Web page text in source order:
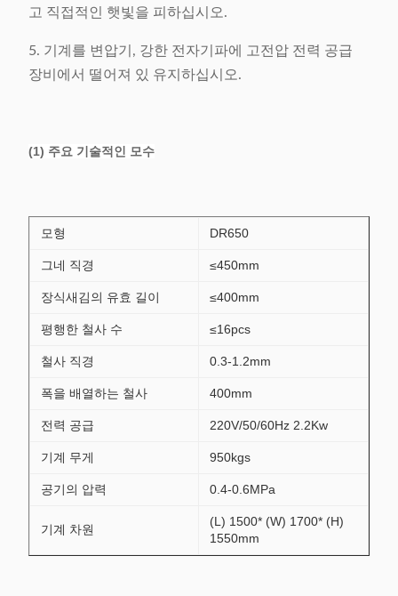
고 직접적인 햇빛을 피하십시오.
5. 기계를 변압기, 강한 전자기파에 고전압 전력 공급
장비에서 떨어져 있 유지하십시오.
(1) 주요 기술적인 모수
모형 DR650
그네 직경 ≤450mm
장식새김의 유효 길이 ≤400mm
평행한 철사 수 ≤16pcs
철사 직경 0.3-1.2mm
폭을 배열하는 철사 400mm
전력 공급 220V/50/60Hz 2.2Kw
기계 무게 950kgs
공기의 압력 0.4-0.6MPa
기계 차원
(L) 1500* (W) 1700* (H)
1550mm